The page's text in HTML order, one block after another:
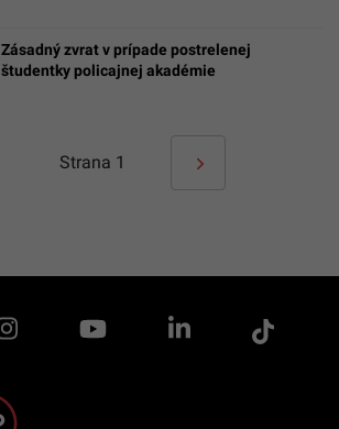
Zásadný zvrat v prípade postrelenej
študentky policajnej akadémie
Strana 1